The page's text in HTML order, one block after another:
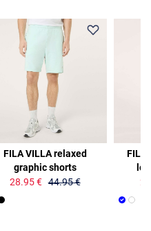
FILA VILLA relaxed
graphic shorts
28.95 € 44.95 €
FILA